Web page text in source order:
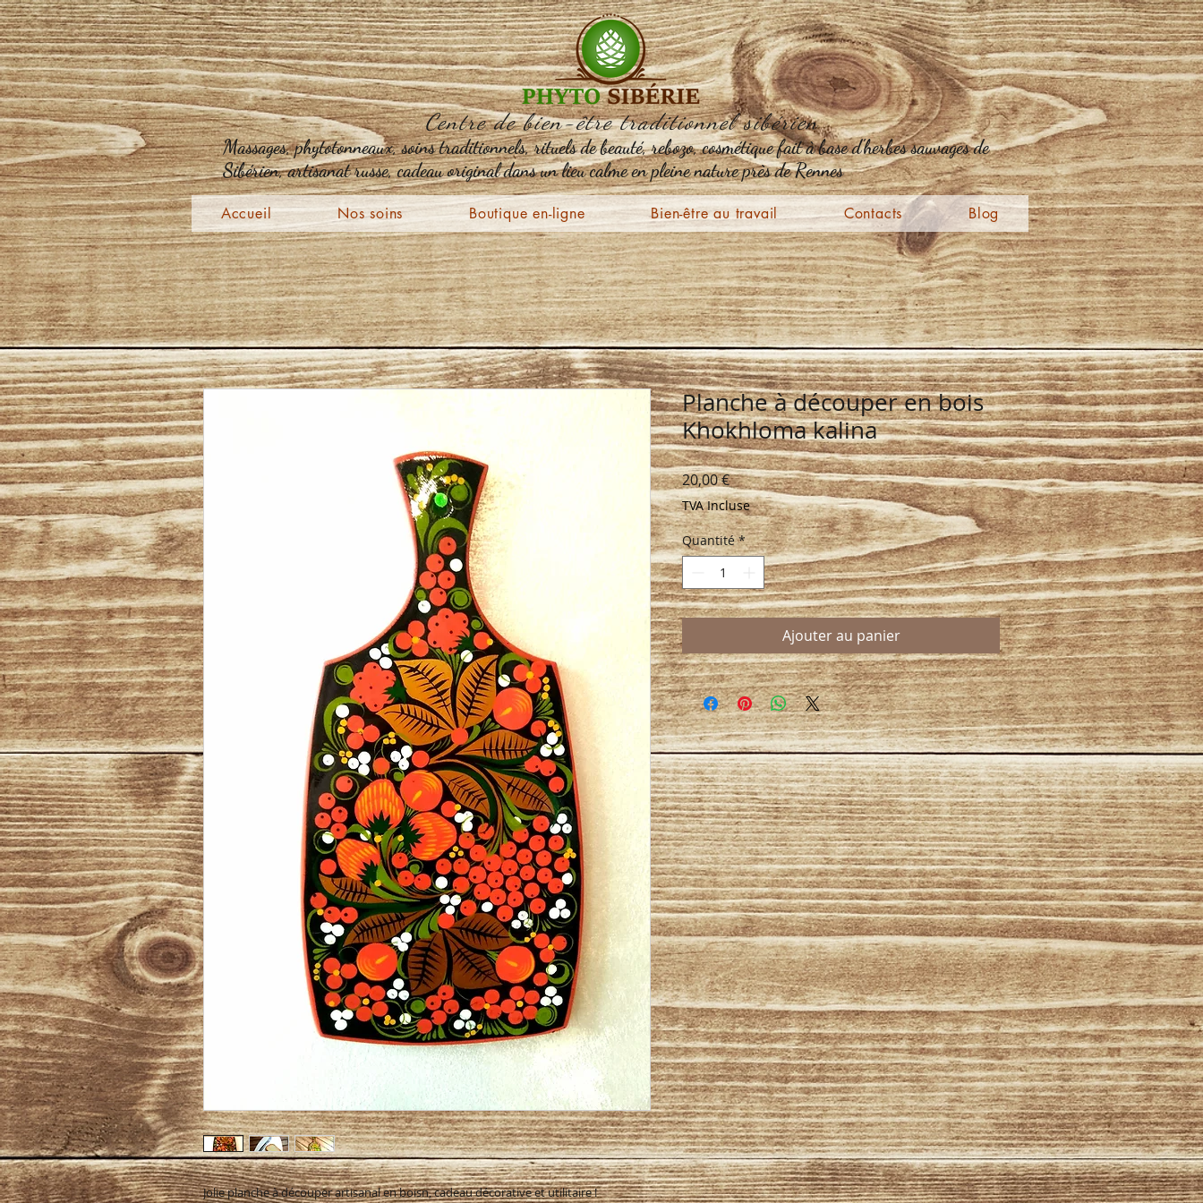
Centre de bien-être traditionnel sibérien
Massages, phytotonneaux, soins traditionnels, rituels de beauté, rebozo, cosmétique fait à base d'herbes sauvages de
Sibérien, artisanat russe, cadeau original dans un lieu calme en pleine nature près de Rennes
Accueil Nos soins Boutique en-ligne Bien-être au travail Contacts Blog
Jolie planche à découper artisanal en boisn, cadeau décorative et utilitaire !
Planche à découper en bois
Khokhloma kalina
20,00 €Prix
TVA Incluse
Quantité *
Ajouter au panier